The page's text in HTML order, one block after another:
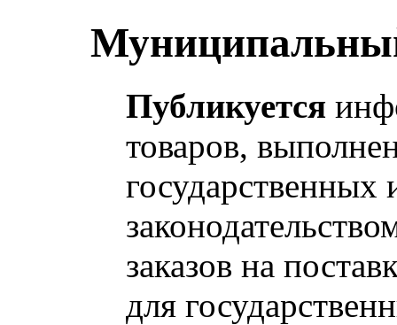
Публикуется
товаров,
заказов на
для